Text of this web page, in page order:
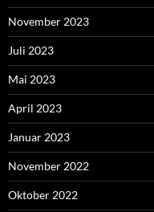
November 2023
Juli 2023
Mai 2023
April 2023
Januar 2023
November 2022
Oktober 2022